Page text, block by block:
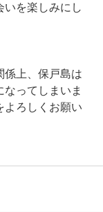
いを楽しみにし
係上、保戸島は
なってしまいま
よろしくお願い